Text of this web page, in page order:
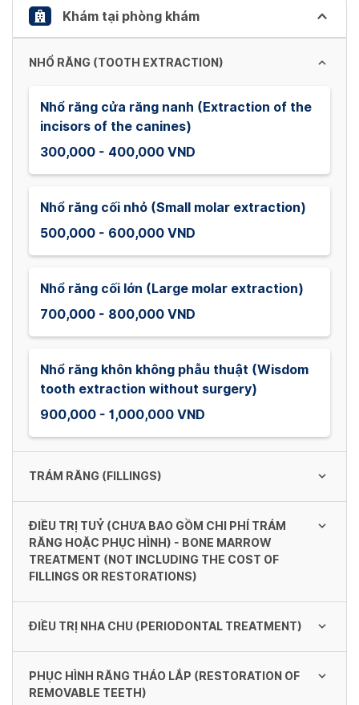
keyboard
shortcuts
changing
Khám tại phòng khám
NHỔ RĂNG (TOOTH EXTRACTION)
Nhổ răng cửa răng nanh (Extraction of the
incisors of the canines)
300,000 - 400,000 VND
Nhổ răng cối nhỏ (Small molar extraction)
500,000 - 600,000 VND
Nhổ răng cối lớn (Large molar extraction)
700,000 - 800,000 VND
Nhổ răng khôn không phẫu thuật (Wisdom
tooth extraction without surgery)
900,000 - 1,000,000 VND
TRÁM RĂNG (FILLINGS)
Trám răng GIC (Filling GIC)
150,000 - 200,000 VND
Trám răng thẩm mỹ Composit (Composit
cosmetic dental fillings)
ĐIỀU TRỊ TUỶ (CHƯA BAO GỒM CHI PHÍ TRÁM
RĂNG HOẶC PHỤC HÌNH) - BONE MARROW
TREATMENT (NOT INCLUDING THE COST OF
FILLINGS OR RESTORATIONS)
Điều trị tuỷ răng cửa, răng nanh -
Treatment of incisors, canines
500,000 - 600,000 VND
ĐIỀU TRỊ NHA CHU (PERIODONTAL TREATMENT)
Cạo vôi răng và đánh bóng - Độ 1 (Shaving
PHỤC HÌNH RĂNG THÁO LẮP (RESTORATION OF
REMOVABLE TEETH)